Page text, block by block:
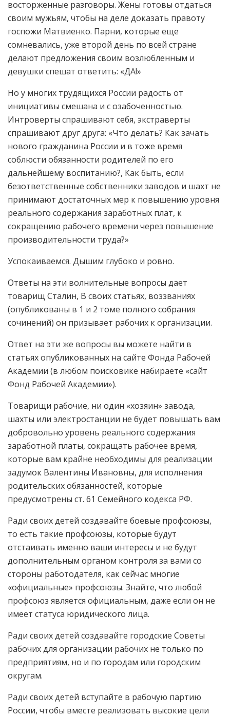
восторженные разговоры. Жены готовы отдаться
своим мужьям, чтобы на деле доказать правоту
госпожи Матвиенко. Парни, которые еще
сомневались, уже второй день по всей стране
делают предложения своим возлюбленным и
девушки спешат ответить: «ДА!»
Но у многих трудящихся России радость от
инициативы смешана и с озабоченностью.
Интроверты спрашивают себя, экстраверты
спрашивают друг друга: «Что делать? Как зачать
нового гражданина России и в тоже время
соблюсти обязанности родителей по его
дальнейшему воспитанию?, Как быть, если
безответственные собственники заводов и шахт не
принимают достаточных мер к повышению уровня
реального содержания заработных плат, к
сокращению рабочего времени через повышение
производительности труда?»
Успокаиваемся. Дышим глубоко и ровно.
Ответы на эти волнительные вопросы дает
товарищ Сталин, В своих статьях, воззваниях
(опубликованы в 1 и 2 томе полного собрания
сочинений) он призывает рабочих к организации.
Ответ на эти же вопросы вы можете найти в
статьях опубликованных на сайте Фонда Рабочей
Академии (в любом поисковике набираете «сайт
Фонд Рабочей Академии»).
Товарищи рабочие, ни один «хозяин» завода,
шахты или электростанции не будет повышать вам
добровольно уровень реального содержания
заработной платы, сокращать рабочее время,
которые вам крайне необходимы для реализации
задумок Валентины Ивановны, для исполнения
родительских обязанностей, которые
предусмотрены ст. 61 Семейного кодекса РФ.
Ради своих детей создавайте боевые профсоюзы,
то есть такие профсоюзы, которые будут
отстаивать именно ваши интересы и не будут
дополнительным органом контроля за вами со
стороны работодателя, как сейчас многие
«официальные» профсоюзы. Знайте, что любой
профсоюз является официальным, даже если он не
имеет статуса юридического лица.
Ради своих детей создавайте городские Советы
рабочих для организации рабочих не только по
предприятиям, но и по городам или городским
округам.
Ради своих детей вступайте в рабочую партию
России, чтобы вместе реализовать высокие цели